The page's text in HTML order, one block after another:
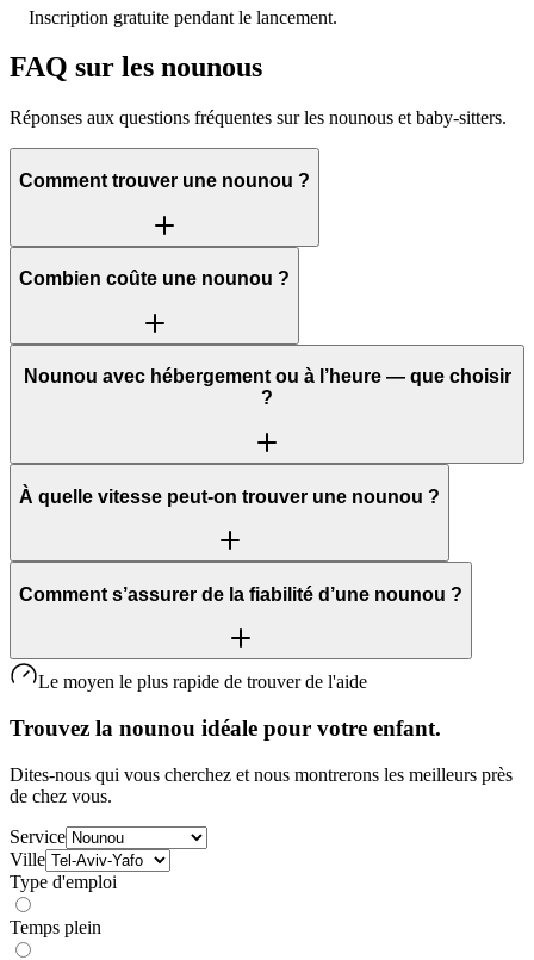
Inscription gratuite pendant le lancement.
FAQ sur les nounous
Réponses aux questions fréquentes sur les nounous et baby‑sitters.
Comment trouver une nounou ?
Combien coûte une nounou ?
Nounou avec hébergement ou à l’heure — que choisir
?
À quelle vitesse peut‑on trouver une nounou ?
Comment s’assurer de la fiabilité d’une nounou ?
Le moyen le plus rapide de trouver de l'aide
Trouvez la nounou idéale pour votre enfant.
Dites-nous qui vous cherchez et nous montrerons les meilleurs près
de chez vous.
Service
Ville
Type d'emploi
Temps plein